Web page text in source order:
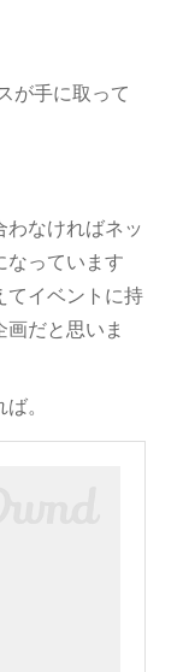
が手に取って
なければネッ
なっています
てイベントに持
だと思いま
。